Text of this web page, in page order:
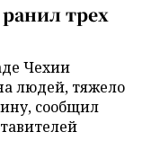
трех
Чехии
людей, тяжело
сообщил